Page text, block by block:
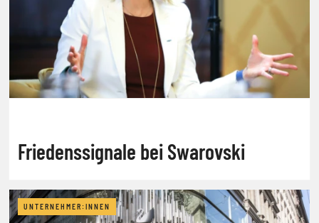
Friedenssignale bei Swarovski
UNTERNEHMER:INNEN